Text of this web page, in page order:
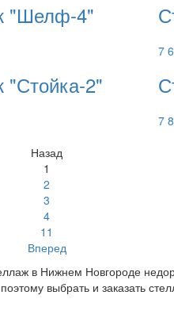
"Шелф-4"
7
"Стойка-2"
7
Назад
1
2
3
4
11
Вперед
в Нижнем Новгороде
выбрать и заказать